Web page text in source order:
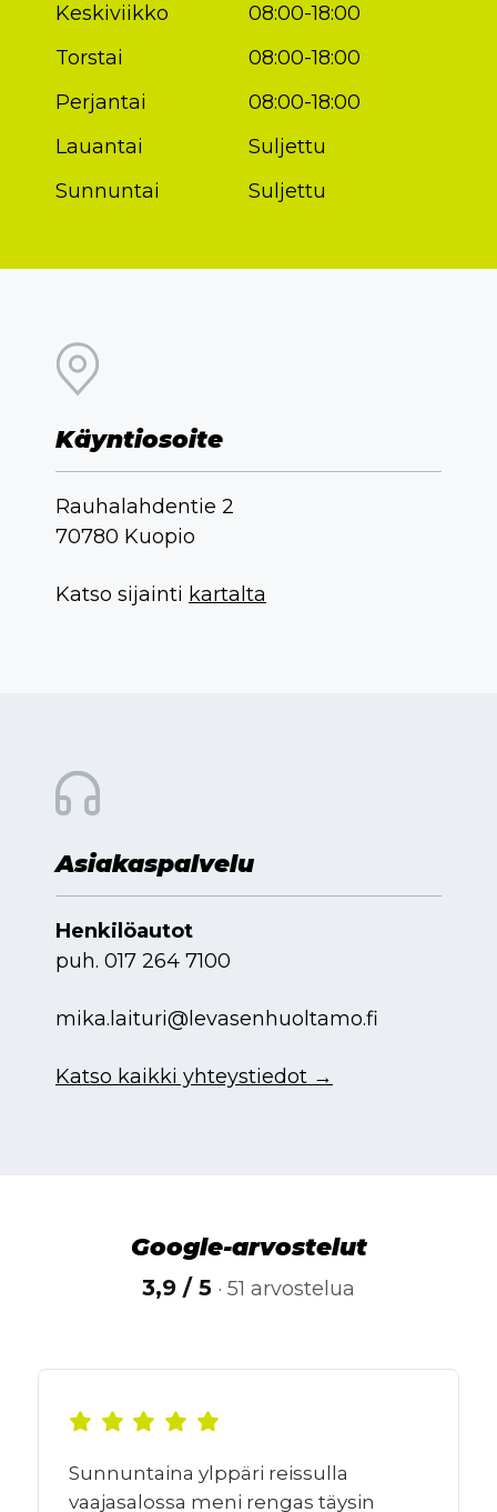
Keskiviikko
08:00-18:00
Torstai
08:00-18:00
Perjantai
08:00-18:00
Lauantai
Suljettu
Sunnuntai
Suljettu
Käyntiosoite
Rauhalahdentie 2
70780 Kuopio
Katso sijainti kartalta
Asiakaspalvelu
Henkilöautot
puh. 017 264 7100
mika.laituri@levasenhuoltamo.fi
Katso kaikki yhteystiedot →
Google-arvostelut
3,9 / 5 · 51 arvostelua
Sunnuntaina ylppäri reissulla
vaajasalossa meni rengas täysin